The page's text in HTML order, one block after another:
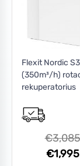
kaina
kaina
Kaina: €1,990 —
Flexit Nordic S3
(350m³/h)
rekuperatorius
€
€